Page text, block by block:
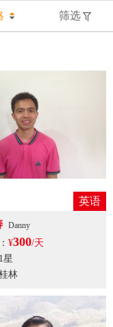
筛选
英语
Danny
¥300/天
星
林